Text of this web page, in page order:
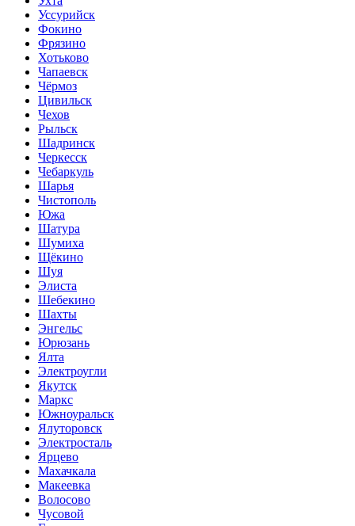
Уссурийск
Фокино
Фрязино
Хотьково
Чапаевск
Чёрмоз
Цивильск
Чехов
Рыльск
Шадринск
Черкесск
Чебаркуль
Шарья
Чистополь
Южа
Шатура
Шумиха
Щёкино
Шуя
Элиста
Шебекино
Шахты
Энгельс
Юрюзань
Ялта
Электроугли
Якутск
Маркс
Южноуральск
Ялуторовск
Электросталь
Ярцево
Махачкала
Макеевка
Волосово
Чусовой